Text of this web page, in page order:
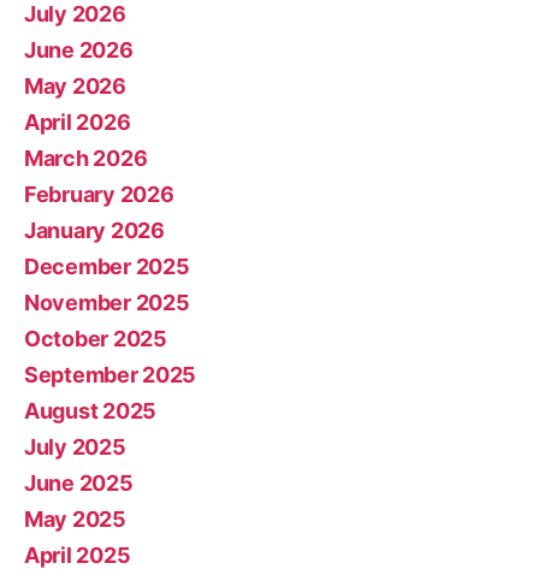
July 2026
June 2026
May 2026
April 2026
March 2026
February 2026
January 2026
December 2025
November 2025
October 2025
September 2025
August 2025
July 2025
June 2025
May 2025
April 2025